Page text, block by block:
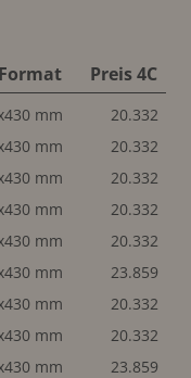
Format Preis 4C
mm
20.332
mm
20.332
mm
20.332
mm
20.332
mm
20.332
mm
23.859
mm
20.332
mm
20.332
mm
23.859